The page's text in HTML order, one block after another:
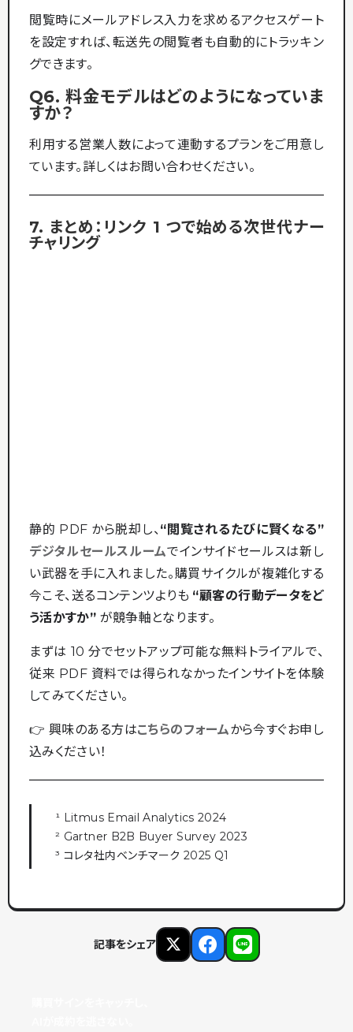
閲覧時にメールアドレス入力を求めるアクセスゲート
を設定すれば、転送先の閲覧者も自動的にトラッキン
グできます。
Q6. 料金モデルはどのようになっていま
すか？
利用する営業人数によって連動するプランをご用意し
ています。詳しくはお問い合わせください。
7. まとめ：リンク 1 つで始める次世代ナー
チャリング
静的 PDF から脱却し、“閲覧されるたびに賢くなる”
デジタルセールスルームでインサイドセールスは新し
い武器を手に入れました。購買サイクルが複雑化する
今こそ、送るコンテンツよりも “顧客の行動データをど
う活かすか” が競争軸となります。
まずは 10 分でセットアップ可能な無料トライアルで、
従来 PDF 資料では得られなかったインサイトを体験
してみてください。
👉 興味のある方はこちらのフォームから今すぐお申し
込みください！
¹ Litmus Email Analytics 2024
² Gartner B2B Buyer Survey 2023
³ コレタ社内ベンチマーク 2025 Q1
記事をシェア